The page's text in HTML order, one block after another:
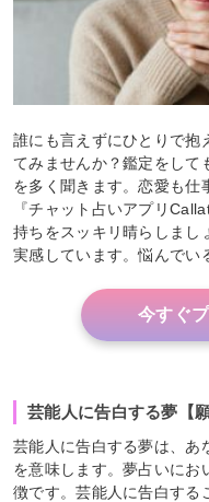
誰にも言えずにひとりで抱
てみませんか？鑑定をして
を多く聞きます。恋愛も仕
『チャット占いアプリ
持ちをスッキリ晴らしまし
実感しています。悩んでい
今すぐ
芸能人に告白する夢【願
芸能人に告白する夢は、あ
を意味します。夢占いにお
徴です。芸能人に告白する